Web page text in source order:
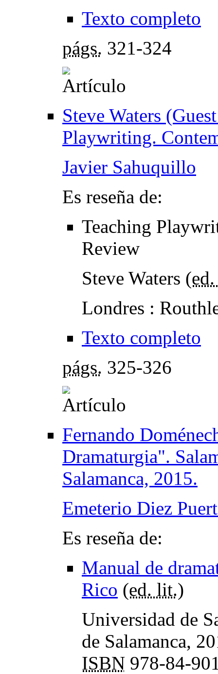
Texto completo
págs. 321-324
Steve Waters
Playwriting.
Javier Sahuquillo
Es reseña de:
Teaching
Review
Steve Waters (
Londres :
Texto completo
págs. 325-326
Fernando
Dramaturgia".
Salamanca, 2015.
Emeterio Diez
Es reseña de:
Manual de
Rico (ed. lit.)
Universidad de
de Salamanca,
ISBN 978-84-